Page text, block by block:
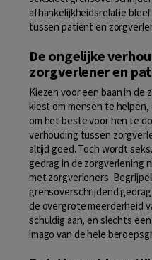
afhankelijkheidsrelatie
tussen patiënt en
De ongelijke
zorgverlener en
Kiezen voor een baan in
kiest om mensen te
om het beste voor hen te
verhouding tussen
altijd goed. Toch wordt
gedrag in de zorgverlening
met zorgverleners.
grensoverschrijdend
de overgrote meerderheid
schuldig aan, en slechts
imago van de hele